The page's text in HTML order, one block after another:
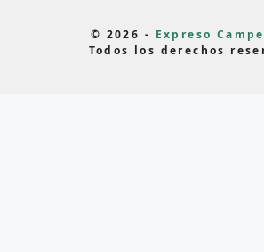
© 2026 - Expreso
Todos los derechos